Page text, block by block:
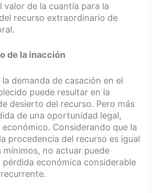
valor de la cuantía para la
recurso extraordinario de
de la inacción
demanda de casación en el
puede resultar en la
desierto del recurso. Pero más
de una oportunidad legal,
económico. Considerando que la
procedencia del recurso es igual
mínimos, no actuar puede
pérdida económica considerable